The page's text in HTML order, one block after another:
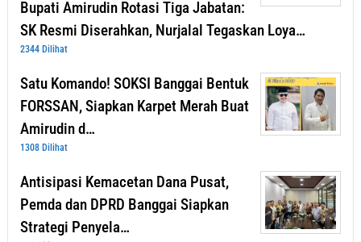
Bupati Amirudin Rotasi Tiga Jabatan:
SK Resmi Diserahkan, Nurjalal Tegaskan Loya…
2344 Dilihat
Satu Komando! SOKSI Banggai Bentuk
FORSSAN, Siapkan Karpet Merah Buat
Amirudin d…
1308 Dilihat
Antisipasi Kemacetan Dana Pusat,
Pemda dan DPRD Banggai Siapkan
Strategi Penyela…